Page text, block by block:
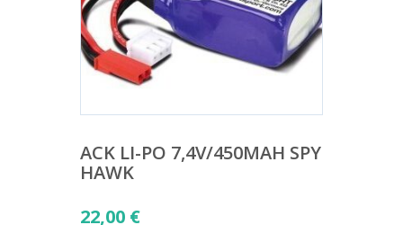
ACK LI-PO 7,4V/450MAH SPY
HAWK
22,00 €